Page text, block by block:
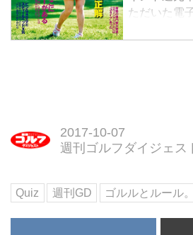
う！
ただいた電
びFire端末
2017-10-07
週刊ゴルフダイジェス
Quiz 週刊GD ゴルルとルール。